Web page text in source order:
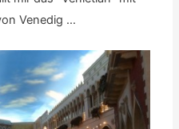
Venedig …